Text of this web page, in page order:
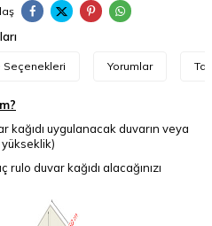
Seçenekleri Yorumlar
kağıdı uygulanacak duvarın veya
duvar kağıdı alacağınızı